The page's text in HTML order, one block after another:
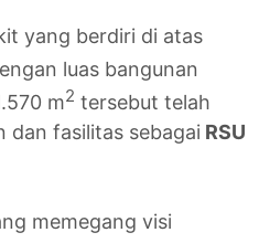
yang berdiri di atas
luas bangunan
m2 tersebut telah
dan fasilitas sebagai RSU
memegang visi